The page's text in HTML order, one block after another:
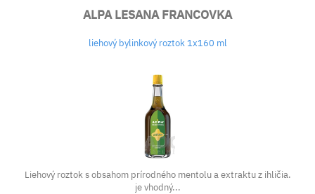
ALPA LESANA FRANCOVKA
liehový bylinkový roztok 1x160 ml
Liehový roztok s obsahom prírodného mentolu a extraktu z ihličia.
je vhodný...